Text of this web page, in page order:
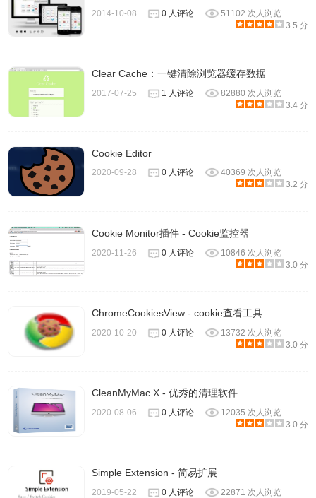
2014-10-08 0 人评论
51102 次人浏览
3.5 分
Clear Cache：一键清除浏览器缓存数据
2017-07-25 1 人评论
82880 次人浏览
3.4 分
Cookie Editor
2020-09-28 0 人评论
40369 次人浏览
3.2 分
Cookie Monitor插件 - Cookie监控器
2020-11-26 0 人评论
10846 次人浏览
3.0 分
ChromeCookiesView - cookie查看工具
2020-10-20 0 人评论
13732 次人浏览
3.0 分
CleanMyMac X - 优秀的清理软件
2020-08-06 0 人评论
12035 次人浏览
3.0 分
Simple Extension - 简易扩展
2019-05-22 0 人评论
22871 次人浏览